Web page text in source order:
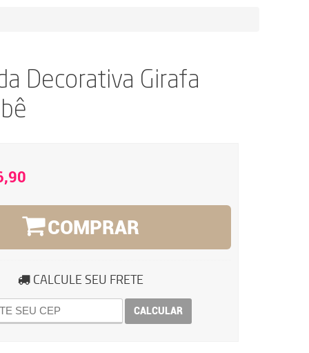
Decorativa Girafa
COMPRAR
CALCULE SEU FRETE
CALCULAR